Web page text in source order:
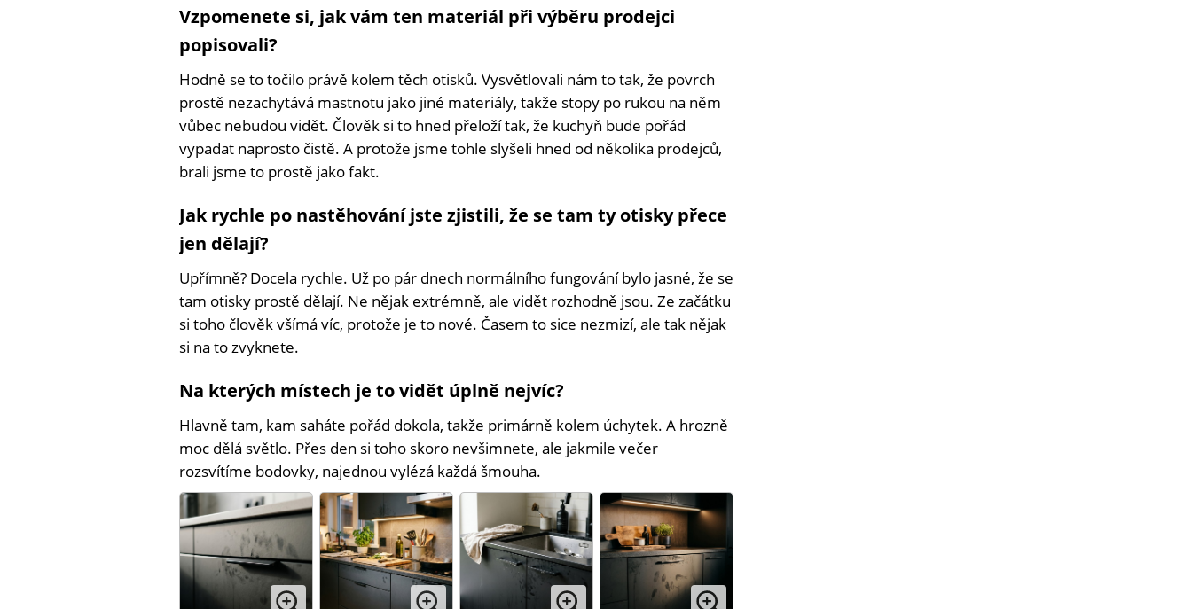
Vzpomenete si, jak vám ten materiál při výběru prodejci
popisovali?
Hodně se to točilo právě kolem těch otisků. Vysvětlovali nám to tak, že povrch
prostě nezachytává mastnotu jako jiné materiály, takže stopy po rukou na něm
vůbec nebudou vidět. Člověk si to hned přeloží tak, že kuchyň bude pořád
vypadat naprosto čistě. A protože jsme tohle slyšeli hned od několika prodejců,
brali jsme to prostě jako fakt.
Jak rychle po nastěhování jste zjistili, že se tam ty otisky přece
jen dělají?
Upřímně? Docela rychle. Už po pár dnech normálního fungování bylo jasné, že se
tam otisky prostě dělají. Ne nějak extrémně, ale vidět rozhodně jsou. Ze začátku
si toho člověk všímá víc, protože je to nové. Časem to sice nezmizí, ale tak nějak
si na to zvyknete.
Na kterých místech je to vidět úplně nejvíc?
Hlavně tam, kam saháte pořád dokola, takže primárně kolem úchytek. A hrozně
moc dělá světlo. Přes den si toho skoro nevšimnete, ale jakmile večer
rozsvítíme bodovky, najednou vylézá každá šmouha.